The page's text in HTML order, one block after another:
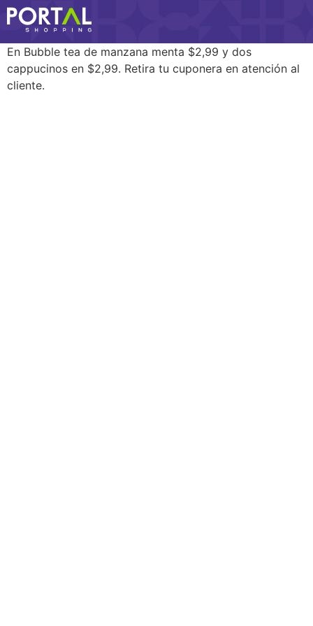
En Bubble tea de manzana menta $2,99 y dos
cappucinos en $2,99. Retira tu cuponera en atención al
cliente.